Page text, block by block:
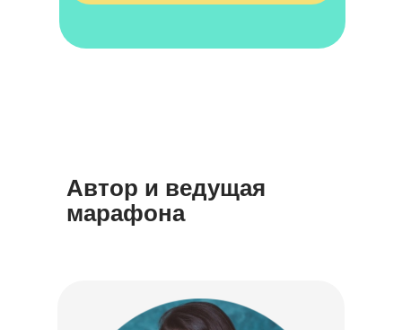
Автор и ведущая
марафона